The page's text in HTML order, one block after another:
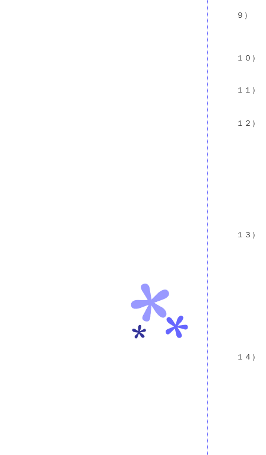
９）
１０）
１１）
１２）
１３）
１４）